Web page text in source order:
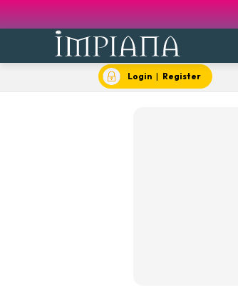
Login | Register